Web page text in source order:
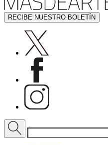
RECIBE NUESTRO BOLETÍN